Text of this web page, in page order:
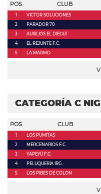
POS CLUB
1 VICTOR SOLUCIONES
2
PARADOR 70
3
AUXILIOS EL DIEGUI
4
EL REJUNTE F.C.
5
LA MARMO
CATEGORÍA C
POS CLUB
1 LOS PUMITAS
2
MERCENARIOS F.C.
3
YAPEYÚ F.C.
4
PELUQUERIA IRG
5
LOS PIBES DE COLON